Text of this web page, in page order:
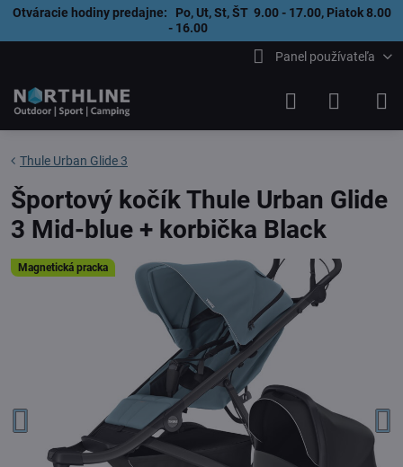
Otváracie hodiny predajne: Po, Ut, St, ŠT 9.00 - 17.00, Piatok 8.00
- 16.00
Panel používateľa
Magnetická pracka
Thule Urban Glide 3
Športový kočík Thule Urban Glide
3 Mid-blue + korbička Black